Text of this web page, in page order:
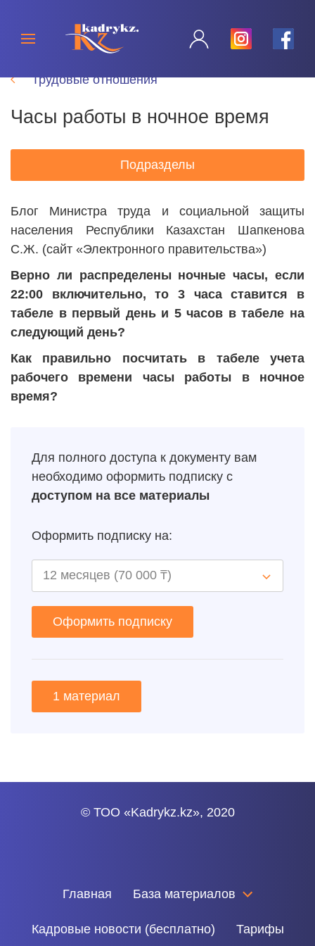
Трудовые отношения
Часы работы в ночное время
Подразделы
Блог Министра труда и социальной защиты
населения Республики Казахстан Шапкенова
С.Ж. (сайт «Электронного правительства»)
Верно ли распределены ночные часы, если
22:00 включительно, то 3 часа ставится в
табеле в первый день и 5 часов в табеле на
следующий день?
Как правильно посчитать в табеле учета
рабочего времени часы работы в ночное
время?
Для полного доступа к документу вам
необходимо оформить подписку с
доступом на все материалы
Оформить подписку на:
Оформить подписку
1 материал
© ТОО «Kadrykz.kz», 2020
Главная База материалов
Кадровые новости (бесплатно) Тарифы